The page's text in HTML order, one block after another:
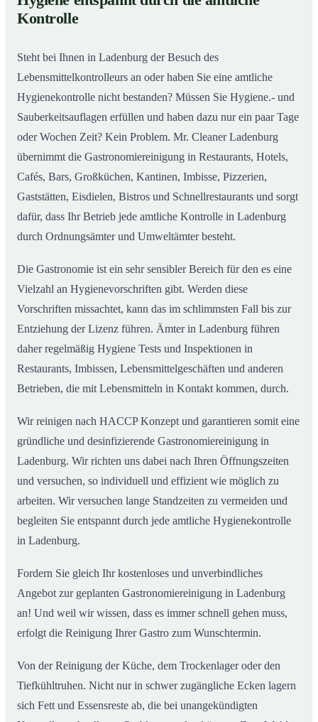
02Gastronomiereinigung in Ladenburg – Qualität, die
man sieht
Kontrolle
Steht bei Ihnen in Ladenburg der Besuch des
Lebensmittelkontrolleurs an oder haben Sie eine amtliche
Hygienekontrolle nicht bestanden? Müssen Sie Hygiene.- und
Sauberkeitsauflagen erfüllen und haben dazu nur ein paar Tage
oder Wochen Zeit? Kein Problem. Mr. Cleaner Ladenburg
übernimmt die Gastronomiereinigung in Restaurants, Hotels,
Cafés, Bars, Großküchen, Kantinen, Imbisse, Pizzerien,
Gaststätten, Eisdielen, Bistros und Schnellrestaurants und sorgt
dafür, dass Ihr Betrieb jede amtliche Kontrolle in Ladenburg
durch Ordnungsämter und Umweltämter besteht.
Die Gastronomie ist ein sehr sensibler Bereich für den es eine
Vielzahl an Hygienevorschriften gibt. Werden diese
Vorschriften missachtet, kann das im schlimmsten Fall bis zur
Entziehung der Lizenz führen. Ämter in Ladenburg führen
daher regelmäßig Hygiene Tests und Inspektionen in
Restaurants, Imbissen, Lebensmittelgeschäften und anderen
Betrieben, die mit Lebensmitteln in Kontakt kommen, durch.
Wir reinigen nach HACCP Konzept und garantieren somit eine
gründliche und desinfizierende Gastronomiereinigung in
Ladenburg. Wir richten uns dabei nach Ihren Öffnungszeiten
und versuchen, so individuell und effizient wie möglich zu
arbeiten. Wir versuchen lange Standzeiten zu vermeiden und
begleiten Sie entspannt durch jede amtliche Hygienekontrolle
in Ladenburg.
Fordern Sie gleich Ihr kostenloses und unverbindliches
Angebot zur geplanten Gastronomiereinigung in Ladenburg
an! Und weil wir wissen, dass es immer schnell gehen muss,
erfolgt die Reinigung Ihrer Gastro zum Wunschtermin.
Von der Reinigung der Küche, dem Trockenlager oder den
Tiefkühltruhen. Nicht nur in schwer zugängliche Ecken lagern
sich Fett und Essensreste ab, die bei unangekündigten